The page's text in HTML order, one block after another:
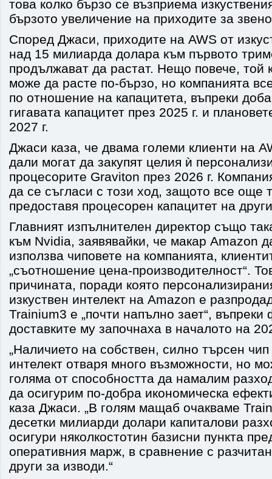
това колко бързо се възприема
бързото увеличение на приходите за
Според Джаси, приходите на AWS от
над 15 милиарда долара към първото
продължават да растат. Нещо повече, той
може да расте по-бързо, но компанията
по отношение на капацитета, въпреки
гигавата капацитет през 2025 г. и
2027 г.
Джаси каза, че двама големи клиенти на
дали могат да закупят целия ѝ
процесорите Graviton през 2026 г.
да се съгласи с този ход, защото все още
предоставя процесорен капацитет на
Главният изпълнителен директор също
към Nvidia, заявявайки, че макар Amazon
използва чиповете на компанията,
„съотношение цена-производителност“.
причината, поради която
изкуствен интелект на Amazon е
Trainium3 е „почти напълно зает“, въпреки
доставките му започнаха в началото на
„Наличието на собствен, силно търсен чип
интелект отваря много възможности, но
голяма от способността да намалим
да осигурим по-добра икономическа
каза Джаси. „В голям мащаб очакваме
десетки милиарди долари капиталови
осигури няколкостотин базисни пункта
оперативния марж, в сравнение с
други за изводи.“